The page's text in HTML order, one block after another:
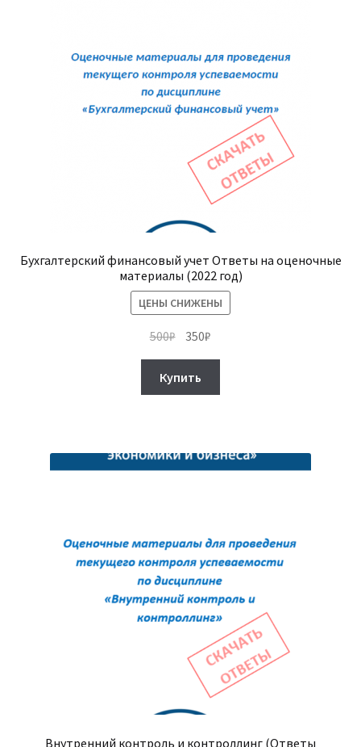
Бухгалтерский финансовый учет Ответы на оценочные
материалы (2022 год)
ЦЕНЫ СНИЖЕНЫ
500₽ Первоначальная
составляла
500₽.
350₽
Купить
Внутренний контроль и контроллинг (Ответы